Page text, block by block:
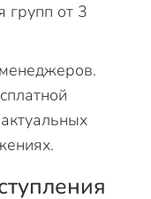
групп от 3